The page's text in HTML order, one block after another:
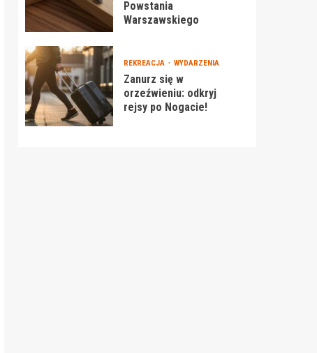
Powstania
Warszawskiego
REKREACJA WYDARZENIA
Zanurz się w
orzeźwieniu: odkryj
rejsy po Nogacie!